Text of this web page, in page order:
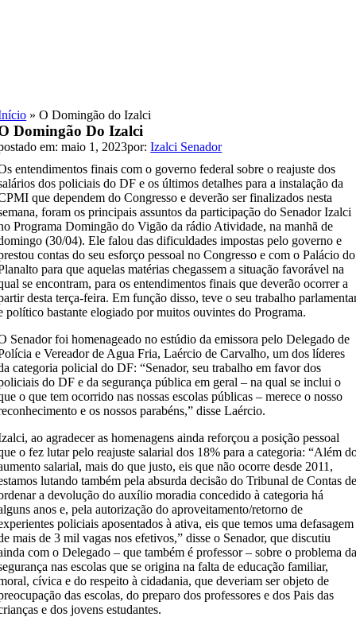
»O Domingão do Izalci
Domingão Do Izalci
em: maio 1, 2023por:Izalci Senador
entendimentos finais com o governo federal sobre o reajuste dos
dos policiais do DF e os últimos detalhes para a instalação da
que dependem do Congresso e deverão ser finalizados nesta
foram os principais assuntos da participação do Senador Izalci
Programa Domingão do Vigão da rádio Atividade, na manhã de
(30/04). Ele falou das dificuldades impostas pelo governo e
contas do seu esforço pessoal no Congresso e com o Palácio do
para que aquelas matérias chegassem a situação favorável na
se encontram, para os entendimentos finais que deverão ocorrer a
desta terça-feira. Em função disso, teve o seu trabalho
político bastante elogiado por muitos ouvintes do Programa.
Senador foi homenageado no estúdio da emissora pelo Delegado de
e Vereador de Agua Fria, Laércio de Carvalho, um dos líderes
categoria policial do DF: “Senador, seu trabalho em favor dos
do DF e da segurança pública em geral – na qual se inclui o
o que tem ocorrido nas nossas escolas públicas – merece o nosso
e os nossos parabéns,” disse Laércio.
ao agradecer as homenagens ainda reforçou a posição pessoal
o fez lutar pelo reajuste salarial dos 18% para a categoria: “Além
salarial, mais do que justo, eis que não ocorre desde 2011,
lutando também pela absurda decisão do Tribunal de Contas
a devolução do auxílio moradia concedido à categoria há
anos e, pela autorização do aproveitamento/retorno de
policiais aposentados à ativa, eis que temos uma defasagem
mais de 3 mil vagas nos efetivos,” disse o Senador, que discutiu
com o Delegado – que também é professor – sobre o problema
nas escolas que se origina na falta de educação familiar,
cívica e do respeito à cidadania, que deveriam ser objeto de
das escolas, do preparo dos professores e dos Pais das
e dos jovens estudantes.